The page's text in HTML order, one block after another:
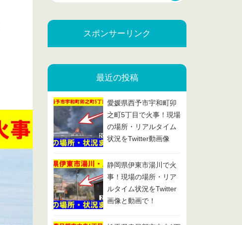
スポンサーリンク
最近の投稿
愛媛県西予市宇和町卯
之町5丁目で火事！現場
の場所・リアルタイム
状況をTwitter動画像
静岡県伊東市湯川で火
事！現場の場所・リア
ルタイム状況をTwitter
画像と動画で！